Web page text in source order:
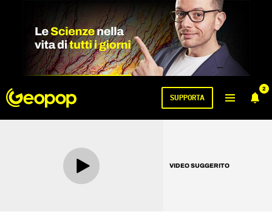
2
SUPPORTA
VIDEO SUGGERITO